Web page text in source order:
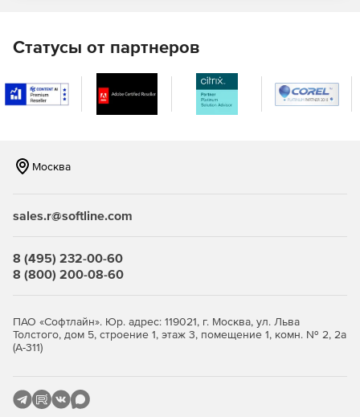
Статусы от партнеров
Москва
sales.r@softline.com
8 (495) 232-00-60
8 (800) 200-08-60
ПАО «Софтлайн». Юр. адрес: 119021, г. Москва, ул. Льва
Толстого, дом 5, строение 1, этаж 3, помещение 1, комн. № 2, 2а
(А-311)